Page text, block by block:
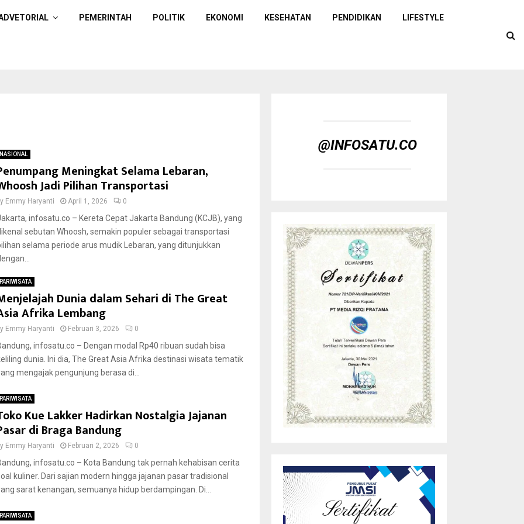
PEMERINTAH POLITIK EKONOMI KESEHATAN PENDIDIKAN LIFESTYLE
NASIONAL
Meningkat Selama Lebaran,
Jadi Pilihan Transportasi
Emmy Haryanti April 1, 2026 0
infosatu.co – Kereta Cepat Jakarta Bandung (KCJB), yang
sebutan Whoosh, semakin populer sebagai transportasi
selama periode arus mudik Lebaran, yang ditunjukkan
PARIWISATA
Dunia dalam Sehari di The Great
Afrika Lembang
Emmy Haryanti Februari 3, 2026 0
infosatu.co – Dengan modal Rp40 ribuan sudah bisa
dunia. Ini dia, The Great Asia Afrika destinasi wisata tematik
mengajak pengunjung berasa di...
PARIWISATA
Kue Lakker Hadirkan Nostalgia Jajanan
di Braga Bandung
Emmy Haryanti Februari 2, 2026 0
infosatu.co – Kota Bandung tak pernah kehabisan cerita
kuliner. Dari sajian modern hingga jajanan pasar tradisional
sarat kenangan, semuanya hidup berdampingan. Di...
PARIWISATA
@INFOSATU.CO